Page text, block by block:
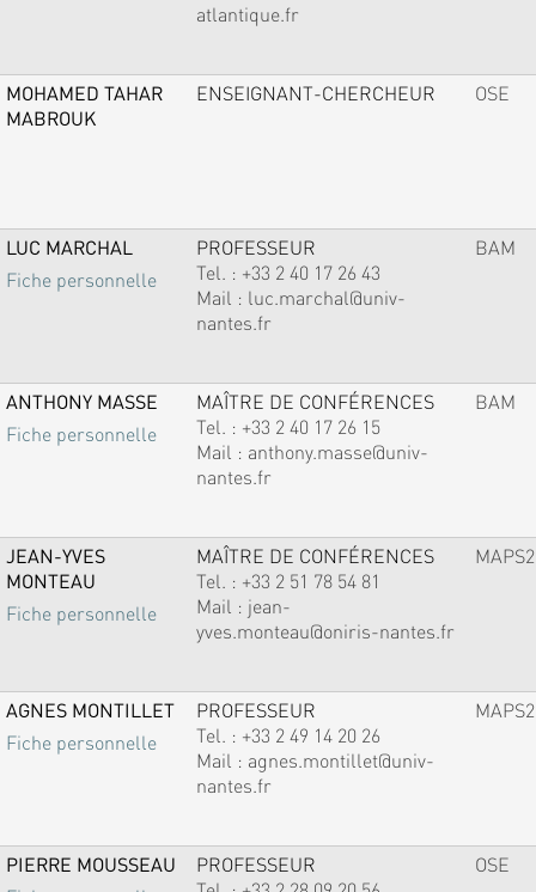
atlantique.fr
MOHAMED TAHAR
MABROUK
ENSEIGNANT-CHERCHEUR OSE
LUC MARCHAL
Fiche personnelle
PROFESSEUR
Tel. : +33 2 40 17 26 43
Mail : luc.marchal@univ-
nantes.fr
BAM
ANTHONY MASSE
Fiche personnelle
MAÎTRE DE CONFÉRENCES
Tel. : +33 2 40 17 26 15
Mail : anthony.masse@univ-
nantes.fr
BAM
JEAN-YVES
MONTEAU
Fiche personnelle
MAÎTRE DE CONFÉRENCES
Tel. : +33 2 51 78 54 81
Mail : jean-
yves.monteau@oniris-nantes.fr
MAPS2
AGNES MONTILLET
Fiche personnelle
PROFESSEUR
Tel. : +33 2 49 14 20 26
Mail : agnes.montillet@univ-
nantes.fr
MAPS2
PIERRE MOUSSEAU
PROFESSEUR
OSE